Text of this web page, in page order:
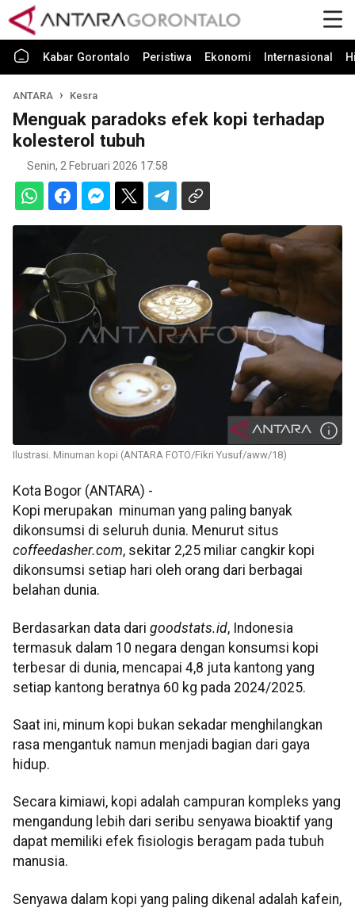
Kabar Gorontalo Peristiwa Ekonomi Internasional
ANTARA Kesra
Menguak paradoks efek kopi terhadap
kolesterol tubuh
Senin, 2 Februari 2026 17:58
Ilustrasi. Minuman kopi (ANTARA FOTO/Fikri Yusuf/aww/18)
Kota Bogor (ANTARA) -
Kopi merupakan minuman yang paling banyak
dikonsumsi di seluruh dunia. Menurut situs
coffeedasher.com, sekitar 2,25 miliar cangkir kopi
dikonsumsi setiap hari oleh orang dari berbagai
belahan dunia.
Berdasarkan data dari goodstats.id, Indonesia
termasuk dalam 10 negara dengan konsumsi kopi
terbesar di dunia, mencapai 4,8 juta kantong yang
setiap kantong beratnya 60 kg pada 2024/2025.
Saat ini, minum kopi bukan sekadar menghilangkan
rasa mengantuk namun menjadi bagian dari gaya
hidup.
Secara kimiawi, kopi adalah campuran kompleks yang
mengandung lebih dari seribu senyawa bioaktif yang
dapat memiliki efek fisiologis beragam pada tubuh
manusia.
Senyawa dalam kopi yang paling dikenal adalah kafein,